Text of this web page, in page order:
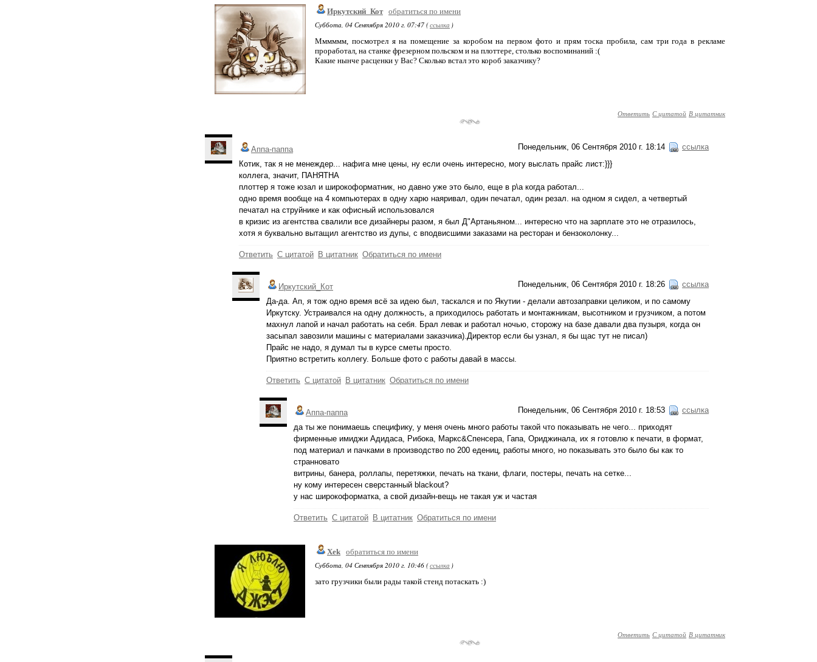
Иркутский_Кот обратиться по имени
Суббота, 04 Сентября 2010 г. 07:47 (ссылка )
Мммммм, посмотрел я на помещение за коробом на первом фото и прям тоска пробила, сам три года в рекламе
проработал, на станке фрезерном польском и на плоттере, столько воспоминаний :(
Какие нынче расценки у Вас? Сколько встал это короб заказчику?
Ответить С цитатой В цитатник
Понедельник, 06 Сентября 2010 г. 18:14 ссылка
Аппа-паппа
Котик, так я не менеждер... нафига мне цены, ну если очень интересно, могу выслать прайс лист:}}}
коллега, значит, ПАНЯТНА
плоттер я тоже юзал и широкоформатник, но давно уже это было, еще в р\а когда работал...
одно время вообще на 4 компьютерах в одну харю наяривал, один печатал, один резал. на одном я сидел, а четвертый
печатал на струйнике и как офисный использовался
в кризис из агентства свалили все дизайнеры разом, я был Д"Артаньяном... интересно что на зарплате это не отразилось,
хотя я буквально вытащил агентство из дупы, с вподвисшими заказами на ресторан и бензоколонку...
Ответить С цитатой В цитатник Обратиться по имени
Понедельник, 06 Сентября 2010 г. 18:26 ссылка
Иркутский_Кот
Да-да. Ап, я тож одно время всё за идею был, таскался и по Якутии - делали автозаправки целиком, и по самому
Иркутску. Устраивался на одну должность, а приходилось работать и монтажникам, высотником и грузчиком, а потом
махнул лапой и начал работать на себя. Брал левак и работал ночью, сторожу на базе давали два пузыря, когда он
засыпал завозили машины с материалами заказчика).Директор если бы узнал, я бы щас тут не писал)
Прайс не надо, я думал ты в курсе сметы просто.
Приятно встретить коллегу. Больше фото с работы давай в массы.
Ответить С цитатой В цитатник Обратиться по имени
Понедельник, 06 Сентября 2010 г. 18:53 ссылка
Аппа-паппа
да ты же понимаешь специфику, у меня очень много работы такой что показывать не чего... приходят
фирменные имиджи Адидаса, Рибока, Маркс&Спенсера, Гапа, Ориджинала, их я готовлю к печати, в формат,
под материал и пачками в производство по 200 едениц, работы много, но показывать это было бы как то
странновато
витрины, банера, роллапы, перетяжки, печать на ткани, флаги, постеры, печать на сетке...
ну кому интересен сверстанный blackout?
у нас широкоформатка, а свой дизайн-вещь не такая уж и частая
Ответить С цитатой В цитатник Обратиться по имени
Xek обратиться по имени
Суббота, 04 Сентября 2010 г. 10:46 (ссылка )
зато грузчики были рады такой стенд потаскать :)
Ответить С цитатой В цитатник